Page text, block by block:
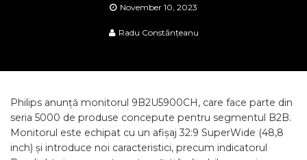
November 10, 2023
Radu Constănțeanu
Philips anunță monitorul 9B2U5900CH, care face parte din
seria 5000 de produse concepute pentru segmentul B2B.
Monitorul este echipat cu un afișaj 32:9 SuperWide (48,8
inch) și introduce noi caracteristici, precum indicatorul